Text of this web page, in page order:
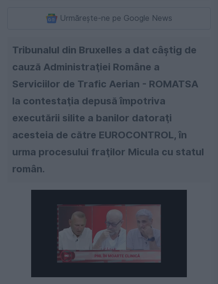
Urmărește-ne pe Google News
Tribunalul din Bruxelles a dat câştig de
cauză Administraţiei Române a
Serviciilor de Trafic Aerian - ROMATSA
la contestaţia depusă împotriva
executării silite a banilor datoraţi
acesteia de către EUROCONTROL, în
urma procesului fraţilor Micula cu statul
român.